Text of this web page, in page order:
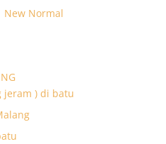
Normal
jeram ) di batu